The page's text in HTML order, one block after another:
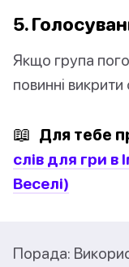
5.
Якщо група
повинні викрити
📖 Для тебе
слів для гри в
Веселі)
Порада: